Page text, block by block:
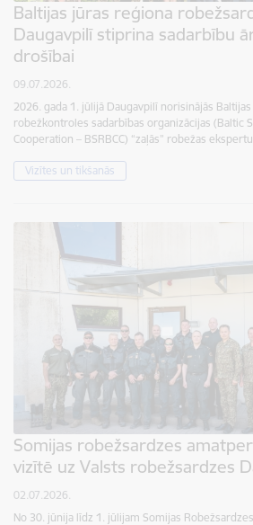
Baltijas jūras reģiona
Daugavpilī stiprina sadarbību
drošībai
09.07.2026.
2026. gada 1. jūlijā Daugavpilī norisinājās
robežkontroles sadarbības organizācijas (Baltic
Cooperation – BSRBCC) “zaļās” robežas
Vizītes un tikšanās
Somijas robežsardzes
vizītē uz Valsts robežsardzes
02.07.2026.
No 30. jūnija līdz 1. jūlijam Somijas